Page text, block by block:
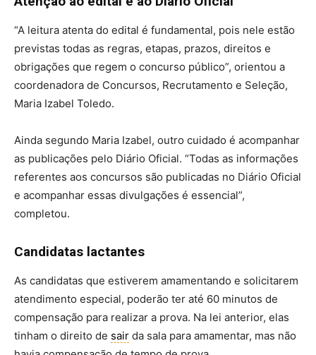
“A leitura atenta do edital é fundamental, pois nele estão
previstas todas as regras, etapas, prazos, direitos e
obrigações que regem o concurso público”, orientou a
coordenadora de Concursos, Recrutamento e Seleção,
Maria Izabel Toledo.
Ainda segundo Maria Izabel, outro cuidado é acompanhar
as publicações pelo Diário Oficial. “Todas as informações
referentes aos concursos são publicadas no Diário Oficial
e acompanhar essas divulgações é essencial”,
completou.
Candidatas lactantes
As candidatas que estiverem amamentando e solicitarem
atendimento especial, poderão ter até 60 minutos de
compensação para realizar a prova. Na lei anterior, elas
tinham o direito de sair da sala para amamentar, mas não